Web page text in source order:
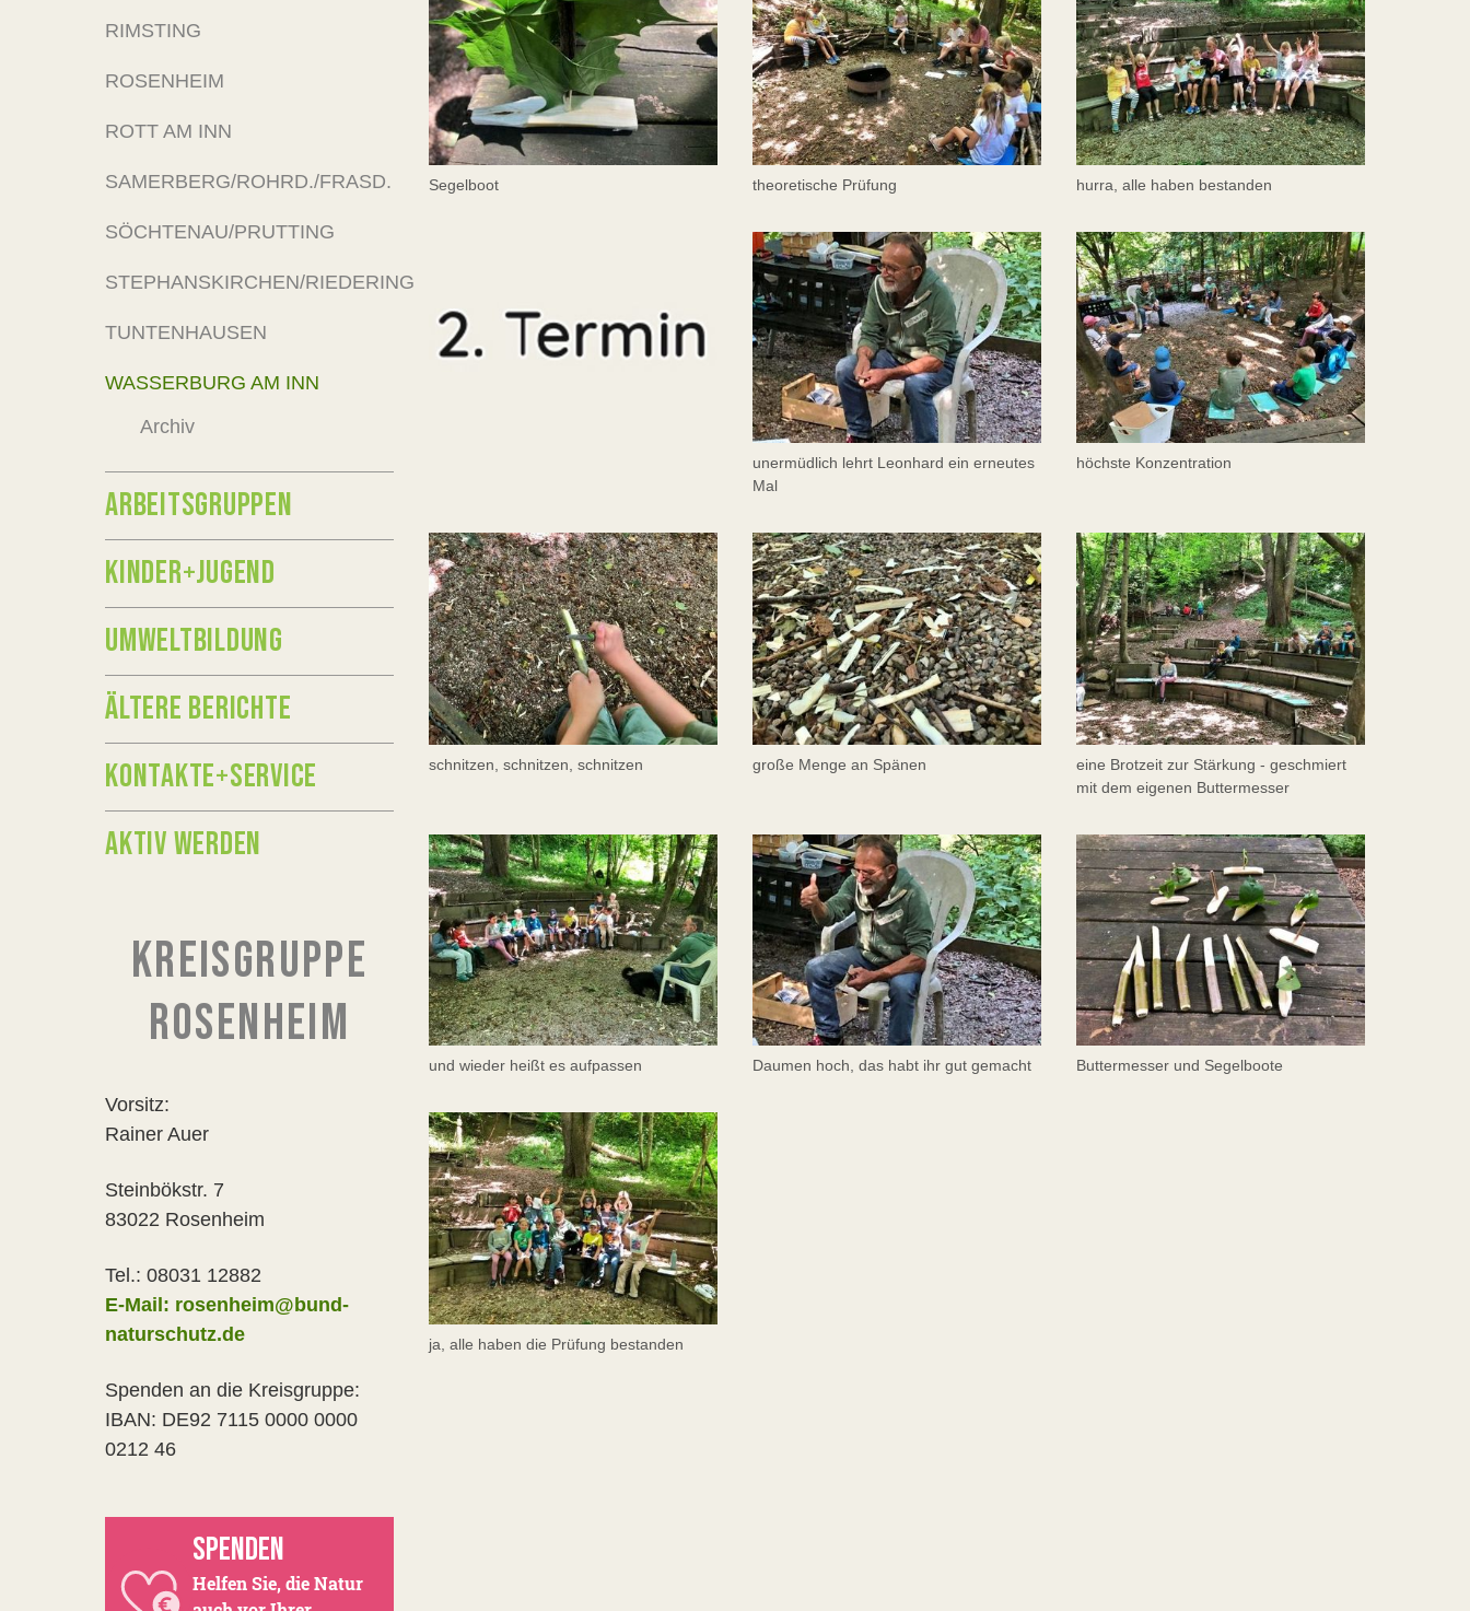
Segelboot theoretische Prüfung hurra, alle haben bestanden
unermüdlich lehrt Leonhard ein erneutes
Mal
höchste Konzentration
schnitzen, schnitzen, schnitzen große Menge an Spänen
eine Brotzeit zur Stärkung - geschmiert
mit dem eigenen Buttermesser
und wieder heißt es aufpassen Daumen hoch, das habt ihr gut gemacht Buttermesser und Segelboote
ja, alle haben die Prüfung bestanden
RIMSTING
ROSENHEIM
ROTT AM INN
SAMERBERG/ROHRD./FRASD.
SÖCHTENAU/PRUTTING
STEPHANSKIRCHEN/RIEDERING
TUNTENHAUSEN
WASSERBURG AM INN
Archiv
ARBEITSGRUPPEN
KINDER+JUGEND
UMWELTBILDUNG
ÄLTERE BERICHTE
KONTAKTE+SERVICE
AKTIV WERDEN
KREISGRUPPE
ROSENHEIM
Vorsitz:
Rainer Auer
Steinbökstr. 7
83022 Rosenheim
Tel.: 08031 12882
E-Mail: rosenheim@bund-
naturschutz.de
Spenden an die Kreisgruppe:
IBAN: DE92 7115 0000 0000
0212 46
SPENDEN
Helfen Sie, die Natur